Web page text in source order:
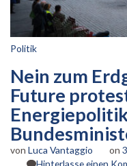
Politik
Nein zum
Future
von Luca Vantaggio on